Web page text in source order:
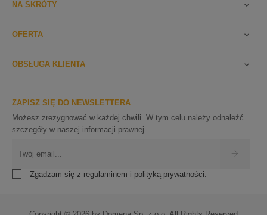
NA SKRÓTY 
OFERTA 
OBSŁUGA KLIENTA 
ZAPISZ SIĘ DO NEWSLETTERA
Możesz zrezygnować w każdej chwili. W tym celu należy odnaleźć
szczegóły w naszej informacji prawnej.
Zgadzam się z regulaminem i polityką prywatności.